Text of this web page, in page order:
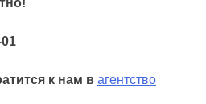
к нам в агентство